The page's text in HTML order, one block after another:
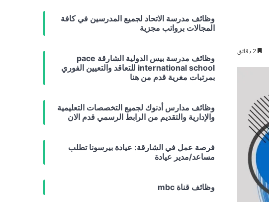
وظائف مدرسة الاتحاد لجميع المدرسين في كافة
المجالات برواتب مجزية
وظائف مدرسة بيس الدولية الشارقة pace
international school للتعاقد والتعيين الفوري
بمرتبات مغرية قدم من هنا
وظائف مدارس أدنوك لجميع التخصصات التعليمية
والإدارية والتقديم من الرابط الرسمي قدم الان
فرصة عمل في الشارقة: عيادة بيرسونا تطلب
مساعد/مدير عيادة
وظائف قناة mbc